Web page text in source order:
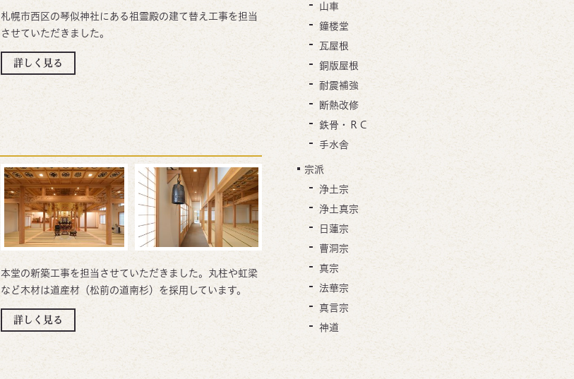
札幌市西区の琴似神社にある祖霊殿の建て替え工事を担当
させていただきました。
詳しく見る
本堂の新築工事を担当させていただきました。丸柱や虹梁
など木材は道産材（松前の道南杉）を採用しています。
詳しく見る
山車
鐘楼堂
瓦屋根
銅版屋根
耐震補強
断熱改修
鉄骨・ＲＣ
手水舎
宗派
浄土宗
浄土真宗
日蓮宗
曹洞宗
真宗
法華宗
真言宗
神道